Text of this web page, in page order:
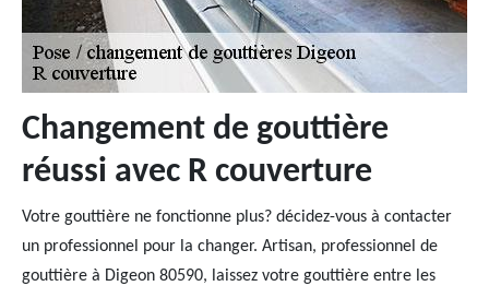
Changement de gouttière
réussi avec R couverture
Votre gouttière ne fonctionne plus? décidez-vous à contacter
un professionnel pour la changer. Artisan, professionnel de
gouttière à Digeon 80590, laissez votre gouttière entre les